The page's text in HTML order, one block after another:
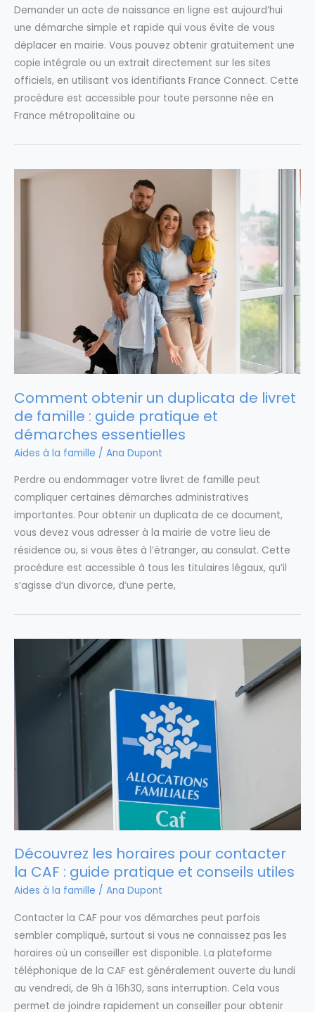
Demander un acte de naissance en ligne est aujourd’hui
une démarche simple et rapide qui vous évite de vous
déplacer en mairie. Vous pouvez obtenir gratuitement une
copie intégrale ou un extrait directement sur les sites
officiels, en utilisant vos identifiants France Connect. Cette
procédure est accessible pour toute personne née en
France métropolitaine ou
Comment obtenir un duplicata de livret
de famille : guide pratique et
démarches essentielles
Aides à la famille / Ana Dupont
Perdre ou endommager votre livret de famille peut
compliquer certaines démarches administratives
importantes. Pour obtenir un duplicata de ce document,
vous devez vous adresser à la mairie de votre lieu de
résidence ou, si vous êtes à l’étranger, au consulat. Cette
procédure est accessible à tous les titulaires légaux, qu’il
s’agisse d’un divorce, d’une perte,
Découvrez les horaires pour contacter
la CAF : guide pratique et conseils utiles
Aides à la famille / Ana Dupont
Contacter la CAF pour vos démarches peut parfois
sembler compliqué, surtout si vous ne connaissez pas les
horaires où un conseiller est disponible. La plateforme
téléphonique de la CAF est généralement ouverte du lundi
au vendredi, de 9h à 16h30, sans interruption. Cela vous
permet de joindre rapidement un conseiller pour obtenir